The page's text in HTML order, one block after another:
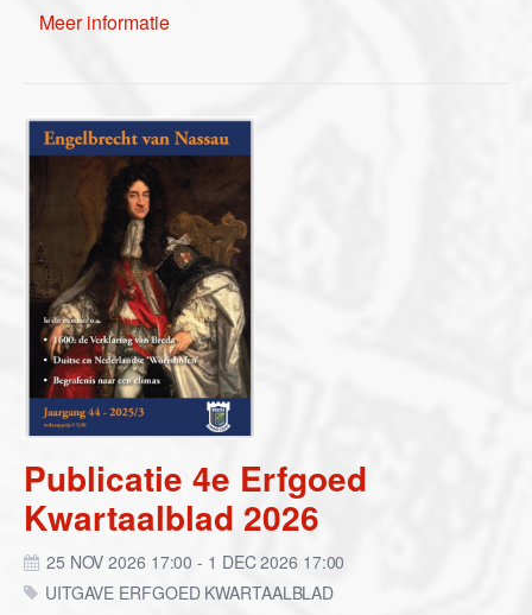
Meer informatie
Publicatie 4e Erfgoed
Kwartaalblad 2026
25 NOV 2026 17:00 - 1 DEC 2026 17:00
UITGAVE ERFGOED KWARTAALBLAD